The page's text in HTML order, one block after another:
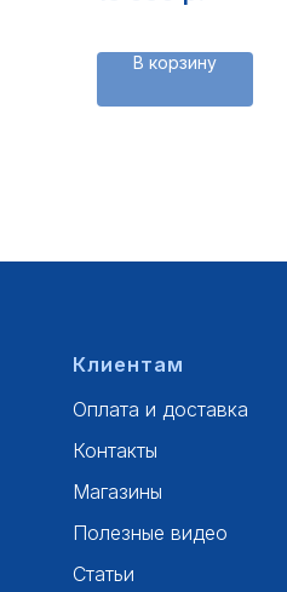
В корзину
Клиентам
Оплата и доставка
Контакты
Магазины
Полезные видео
Статьи